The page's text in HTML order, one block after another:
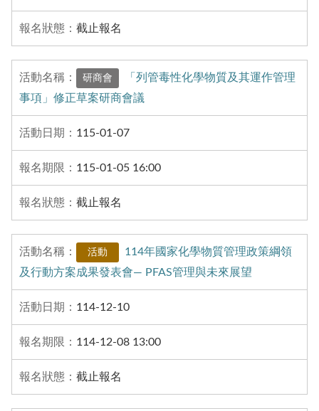
截止報名
研商會
「列管毒性化學物質及其運作管理
事項」修正草案研商會議
115-01-07
115-01-05 16:00
截止報名
活動
114年國家化學物質管理政策綱領
及行動方案成果發表會— PFAS管理與未來展望
114-12-10
114-12-08 13:00
截止報名